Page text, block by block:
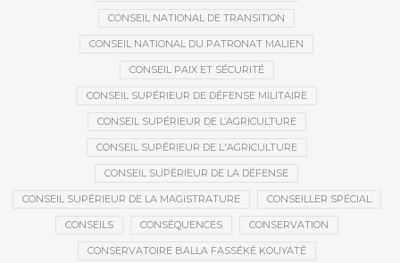
CONSEIL NATIONAL DE TRANSITION
CONSEIL NATIONAL DU PATRONAT MALIEN
CONSEIL PAIX ET SÉCURITÉ
CONSEIL SUPÉRIEUR DE DÉFENSE MILITAIRE
CONSEIL SUPÉRIEUR DE L’AGRICULTURE
CONSEIL SUPÉRIEUR DE L'AGRICULTURE
CONSEIL SUPÉRIEUR DE LA DÉFENSE
CONSEIL SUPÉRIEUR DE LA MAGISTRATURE CONSEILLER SPÉCIAL
CONSEILS CONSÉQUENCES CONSERVATION
CONSERVATOIRE BALLA FASSÉKÉ KOUYATÉ